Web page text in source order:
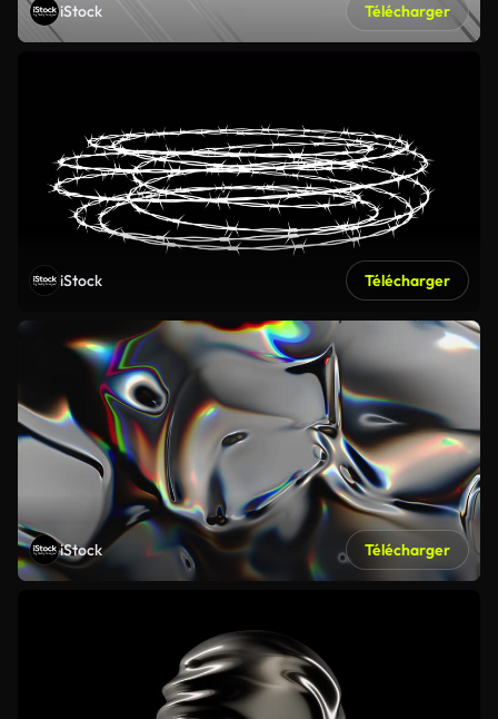
iStock Télécharger
iStock Télécharger
iStock Télécharger